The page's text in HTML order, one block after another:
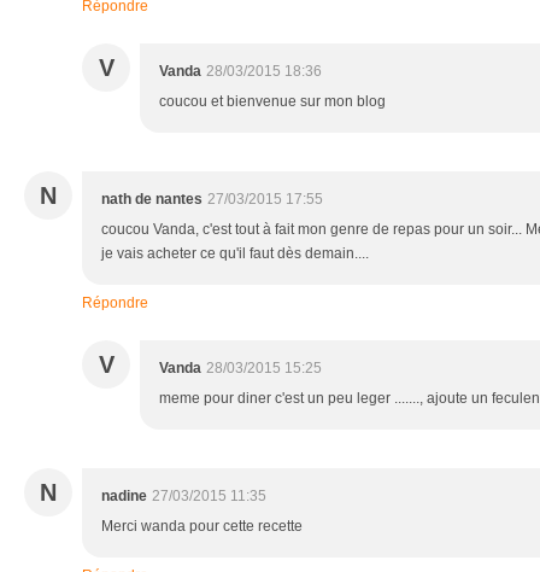
Répondre
V Vanda 28/03/2015 18:36
coucou et bienvenue sur mon blog
N nath de nantes 27/03/2015 17:55
coucou Vanda, c'est tout à fait mon genre de repas pour un soir...
je vais acheter ce qu'il faut dès demain....
Répondre
V Vanda 28/03/2015 15:25
meme pour diner c'est un peu leger ......., ajoute un
N nadine 27/03/2015 11:35
Merci wanda pour cette recette